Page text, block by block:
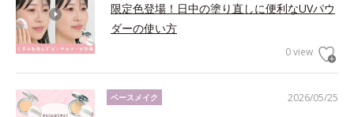
限定色登場！日中の塗り直しに便利なUVパウ
ダーの使い方
0 view
2026/05/25
ベースメイク